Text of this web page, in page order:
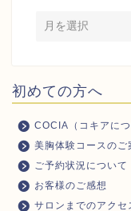
初めての方へ
COCIA（コキアにつ
美胸体験コースのご
ご予約状況について
お客様のご感想
サロンまでのアクセ